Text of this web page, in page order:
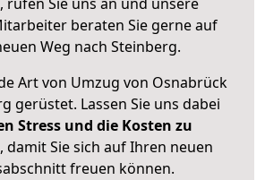
beraten Sie gerne auf
Weg nach Steinberg.
Art von Umzug von Osnabrück
gerüstet. Lassen Sie uns dabei
Stress und die Kosten zu
, damit Sie sich auf Ihren neuen
freuen können.